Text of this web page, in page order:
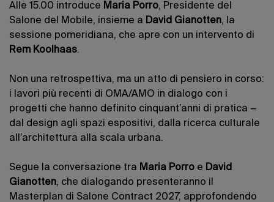
Alle 15.00 introduce Maria Porro, Presidente del
Salone del Mobile, insieme a David Gianotten, la
sessione pomeridiana, che apre con un intervento di
Rem Koolhaas.
Non una retrospettiva, ma un atto di pensiero in corso:
i lavori più recenti di OMA/AMO in dialogo con i
progetti che hanno definito cinquant’anni di pratica −
dal design agli spazi espositivi, dalla ricerca culturale
all’architettura alla scala urbana.
Segue la conversazione tra Maria Porro e David
Gianotten, che dialogando presenteranno il
Masterplan di Salone Contract 2027, approfondendo